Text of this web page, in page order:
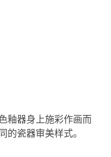
釉器身上施彩作画而
瓷器审美样式。